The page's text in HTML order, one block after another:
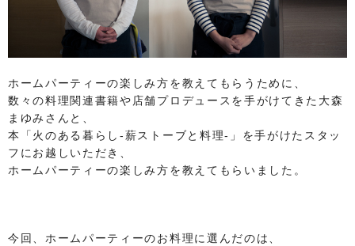
ホームパーティーの楽しみ方を教えてもらうために、
数々の料理関連書籍や店舗プロデュースを手がけてきた大森
まゆみさんと、
本「火のある暮らし-薪ストーブと料理-」を手がけたスタッ
フにお越しいただき、
ホームパーティーの楽しみ方を教えてもらいました。
今回、ホームパーティーのお料理に選んだのは、